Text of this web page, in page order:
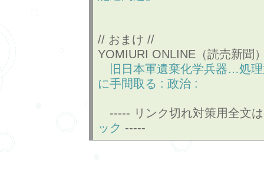
// おまけ //
YOMIURI ONLINE（読売新聞
旧日本軍遺棄化学兵器…処
に手間取る : 政治 :
----- リンク切れ対策用全文
ック -----